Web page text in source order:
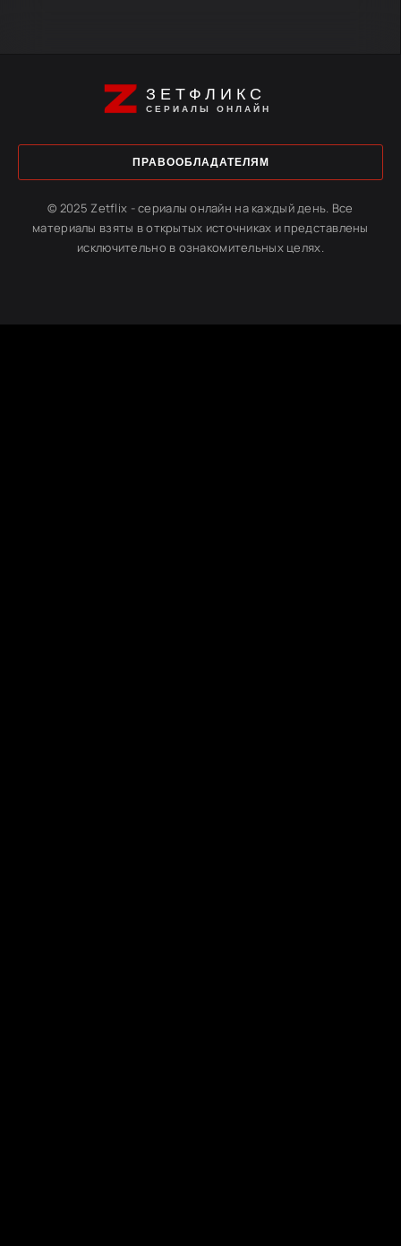
ЗЕТФЛИКС
СЕРИАЛЫ ОНЛАЙН
ПРАВООБЛАДАТЕЛЯМ
© 2025 Zetflix - сериалы онлайн на каждый день. Все
материалы взяты в открытых источниках и представлены
исключительно в ознакомительных целях.